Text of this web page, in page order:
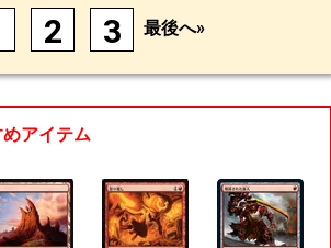
2 3 最後へ»
アイテム